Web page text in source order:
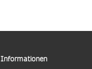
Informationen